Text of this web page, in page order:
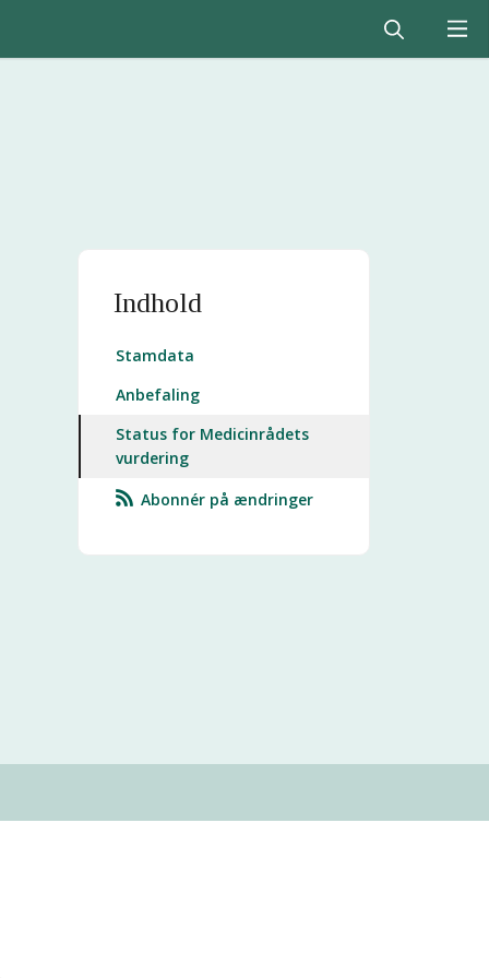
Indhold
Stamdata
Anbefaling
Status for Medicinrådets
vurdering
Abonnér på ændringer